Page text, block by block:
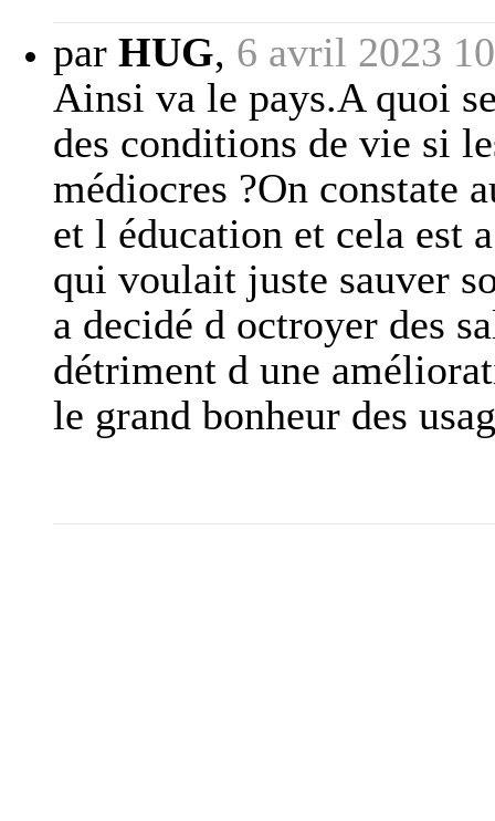
par HUG, 6 avril 2023
Ainsi va le pays.A quoi
des conditions de vie si
médiocres ?On constate
et l éducation et cela est
qui voulait juste sauver
a decidé d octroyer des
détriment d une
le grand bonheur des